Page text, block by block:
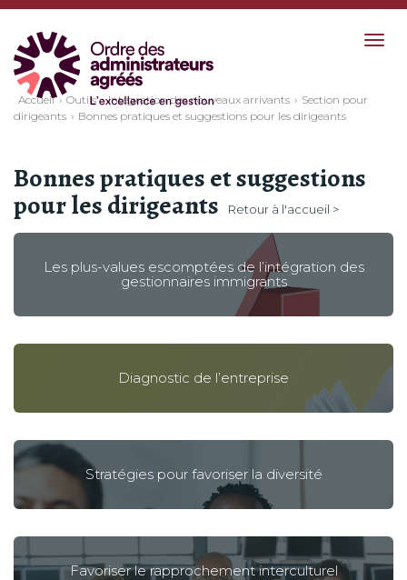
Accueil Outils Intégration des nouveaux arrivants
Section pour
dirigeants
Bonnes pratiques et suggestions pour les dirigeants
Bonnes pratiques et suggestions
pour les dirigeants Retour à l'accueil >
Les plus-values escomptées de l’intégration des
gestionnaires immigrants
Diagnostic de l’entreprise
Stratégies pour favoriser la diversité
Favoriser le rapprochement interculturel